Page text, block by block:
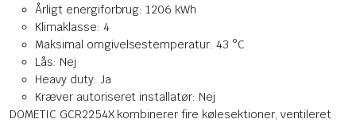
Årligt energiforbrug: 1206 kWh
Klimaklasse: 4
Maksimal omgivelsestemperatur: 43 °C
Lås: Nej
Heavy duty: Ja
Kræver autoriseret installatør: Nej
DOMETIC GCR2254X kombinerer fire kølesektioner, ventileret